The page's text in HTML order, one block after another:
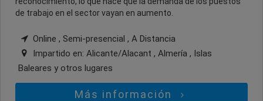
de trabajo en el sector vayan en aumento.
Online , Semi-presencial , A Distancia
Impartido en: Alicante/Alacant , Almería , Islas
Baleares y otros lugares
Más información